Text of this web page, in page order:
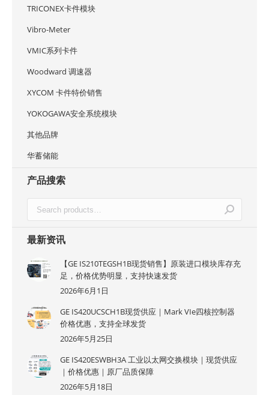
TRICONEX卡件模块
Vibro-Meter
VMIC系列卡件
Woodward 调速器
XYCOM 卡件特价销售
YOKOGAWA安全系统模块
其他品牌
华蓄储能
产品搜索
最新资讯
【GE IS210TEGSH1B现货销售】原装进口模块库存充
足，价格优势明显，支持快速发货
2026年6月1日
GE IS420UCSCH1B现货供应｜Mark VIe四核控制器
价格优惠，支持全球发货
2026年5月25日
GE IS420ESWBH3A 工业以太网交换模块｜现货供应
｜价格优惠｜原厂品质保障
2026年5月18日